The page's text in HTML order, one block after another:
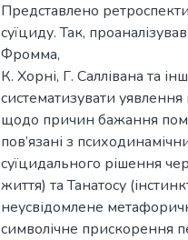
Представлено
суїциду. Так,
Фромма,
К. Хорні, Г. Саллівана та
систематизувати
щодо причин бажання
пов’язані з
суїцидального рішення
життя) та Танатосу
неусвідомлене
символічне прискорення